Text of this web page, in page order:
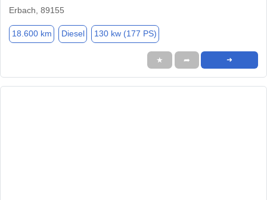
Erbach, 89155
18.600 km Diesel 130 kw (177 PS)
★ ➦ ➜